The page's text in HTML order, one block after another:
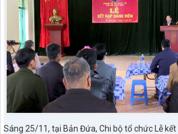
Sáng 25/11, tại Bản Đứa, Chi bộ tổ chức Lễ